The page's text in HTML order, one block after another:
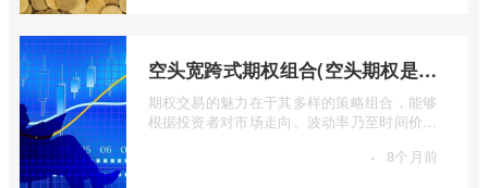
空头宽跨式期权组合(空头期权是什么意思)
期权交易的魅力在于其多样的策略组合，能够
根据投资者对市场走向、波动率乃至时间价值
· 8个月前